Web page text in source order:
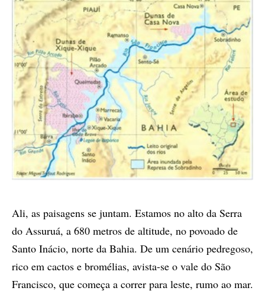
Ali, as paisagens se juntam. Estamos no alto da Serra
do Assuruá, a 680 metros de altitude, no povoado de
Santo Inácio, norte da Bahia. De um cenário pedregoso,
rico em cactos e bromélias, avista-se o vale do São
Francisco, que começa a correr para leste, rumo ao mar.